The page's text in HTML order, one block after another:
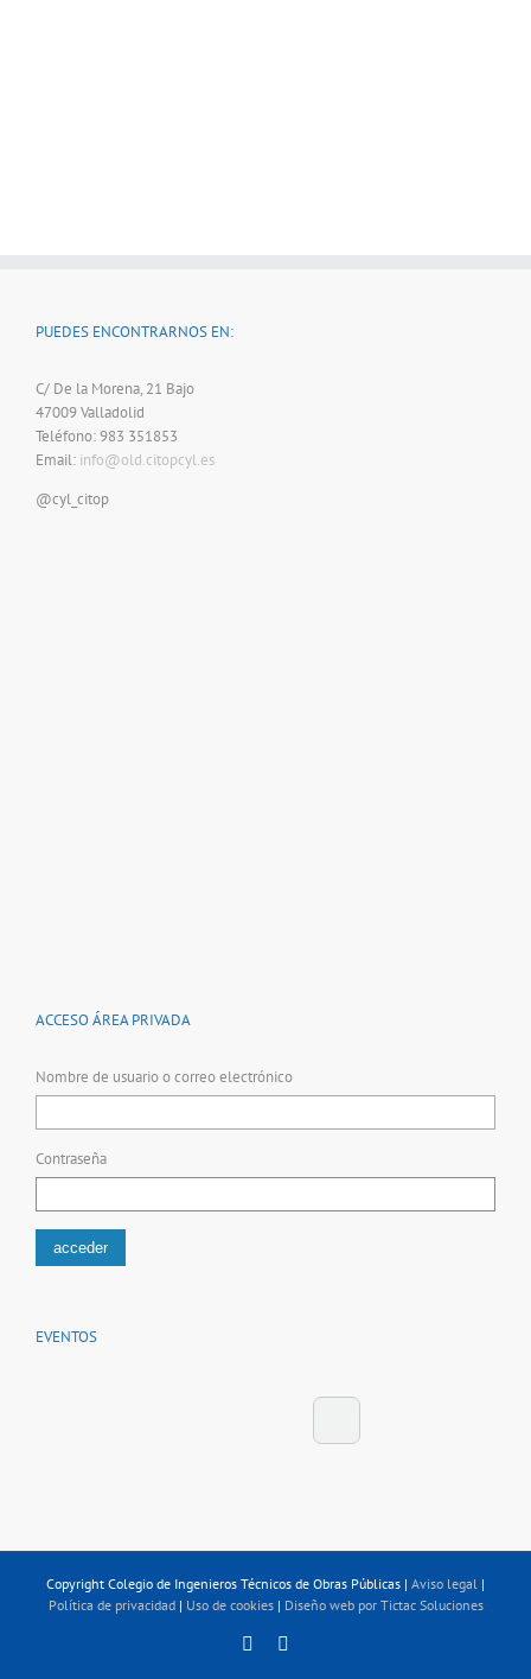
PUEDES ENCONTRARNOS EN:
C/ De la Morena, 21 Bajo
47009 Valladolid
Teléfono: 983 351853
Email: info@old.citopcyl.es
@cyl_citop
ACCESO ÁREA PRIVADA
Nombre de usuario o correo electrónico
Contraseña
EVENTOS
Copyright Colegio de Ingenieros Técnicos de Obras Públicas | Aviso legal |
Política de privacidad| Uso de cookies| Diseño web por Tictac Soluciones
Linkedin